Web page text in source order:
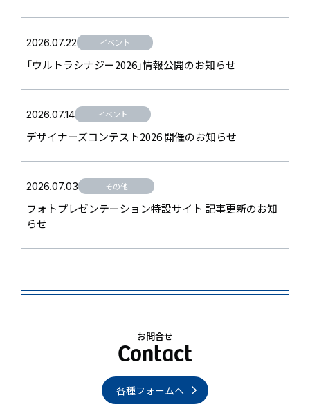
2026.07.22 イベント
「ウルトラシナジー2026」情報公開のお知らせ
2026.07.14 イベント
デザイナーズコンテスト2026 開催のお知らせ
2026.07.03 その他
フォトプレゼンテーション特設サイト 記事更新のお知
らせ
お問合せ
各種フォームへ